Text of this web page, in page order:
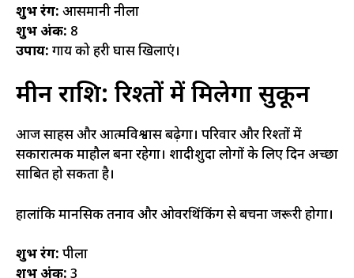
शुभ रंग: आसमानी नीला
शुभ अंक: 8
उपाय: गाय को हरी घास खिलाएं।
मीन राशि: रिश्तों में मिलेगा सुकून
आज साहस और आत्मविश्वास बढ़ेगा। परिवार और रिश्तों में
सकारात्मक माहौल बना रहेगा। शादीशुदा लोगों के लिए दिन अच्छा
साबित हो सकता है।
हालांकि मानसिक तनाव और ओवरथिंकिंग से बचना जरूरी होगा।
शुभ रंग: पीला